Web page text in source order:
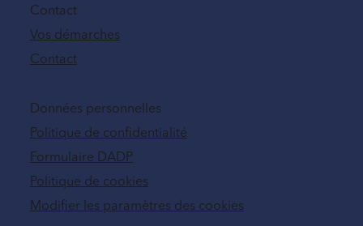
Contact
Vos démarches
Contact
Données personnelles
Politique de confidentialité
Formulaire DADP
Politique de cookies
Modifier les paramètres des cookies